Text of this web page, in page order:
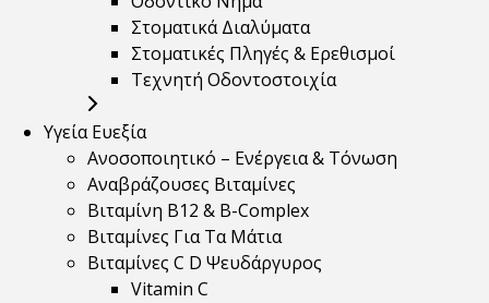
Στοματικά Διαλύματα
Στοματικές Πληγές & Ερεθισμοί
Τεχνητή Οδοντοστοιχία
Υγεία Ευεξία
Ανοσοποιητικό – Ενέργεια & Τόνωση
Αναβράζουσες Βιταμίνες
Βιταμίνη B12 & Β-Complex
Βιταμίνες Για Τα Μάτια
Βιταμίνες C D Ψευδάργυρος
Vitamin C